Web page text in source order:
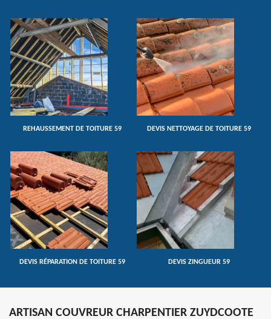
REHAUSSEMENT DE TOITURE 59 DEVIS NETTOYAGE DE TOITURE 59
DEVIS RÉPARATION DE TOITURE 59 DEVIS ZINGUEUR 59
ARTISAN COUVREUR CHARPENTIER ZUYDCOOTE